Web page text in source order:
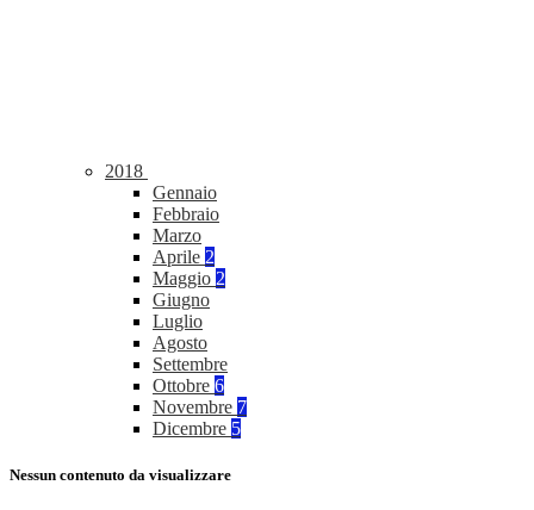
2018
Gennaio
Febbraio
Marzo
Aprile 2
Maggio 2
Giugno
Luglio
Agosto
Settembre
Ottobre 6
Novembre 7
Dicembre 5
Nessun contenuto da visualizzare